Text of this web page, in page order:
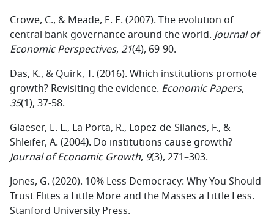
Crowe, C., & Meade, E. E. (2007). The evolution of
central bank governance around the world. Journal of
Economic Perspectives, 21(4), 69-90.
Das, K., & Quirk, T. (2016). Which institutions promote
growth? Revisiting the evidence. Economic Papers,
35(1), 37-58.
Glaeser, E. L., La Porta, R., Lopez-de-Silanes, F., &
Shleifer, A. (2004). Do institutions cause growth?
Journal of Economic Growth, 9(3), 271–303.
Jones, G. (2020). 10% Less Democracy: Why You Should
Trust Elites a Little More and the Masses a Little Less.
Stanford University Press.